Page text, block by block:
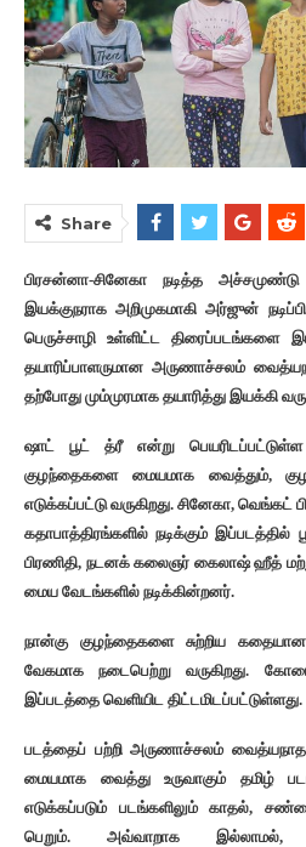
Share
பிரசன்னா-சினேகா நடித்த
இயக்குநராக அறிமுகமாகி அர்ஜுன்
பெருச்சாழி உள்ளிட்ட திரைப்படங்களை
தயாரிப்பாளருமான அருணாச்சலம்
தற்போது மும்முரமாக தயாரித்து இயக்கி
ஷாட் பூட் த்ரீ என்று
குழந்தைகளை மையமாக வைத்தும்,
எடுக்கப்பட்டு வருகிறது. சினேகா, வெங்கட்
கதாபாத்திரங்களில் நடிக்கும் இப்படத்தில்
பிரணிதி, நடனக் கலைஞர் கைலாஷ் ஹீத்
மைய வேடங்களில் நடிக்கின்றனர்.
நான்கு குழந்தைகளை சுற்றிய கதையான
வேகமாக நடைபெற்று வருகிறது.
இப்படத்தை வெளியிட திட்டமிடப்பட்டுள்ளது.
படத்தைப் பற்றி அருணாச்சலம்
மையமாக வைத்து உருவாகும் தமிழ்
எடுக்கப்படும் படங்களிலும் காதல்,
பெறும். அவ்வாறாக இல்லாமல்,